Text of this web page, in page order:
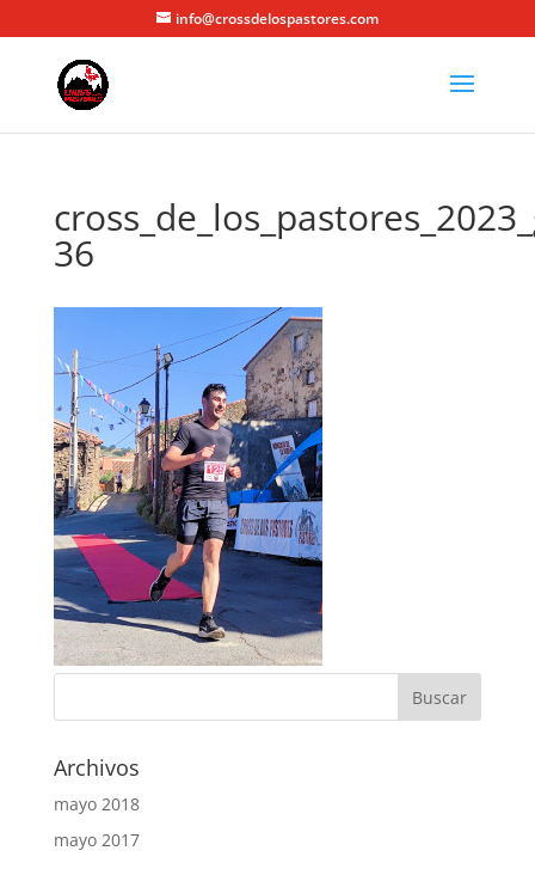
info@crossdelospastores.com
36
Archivos
mayo 2018
mayo 2017